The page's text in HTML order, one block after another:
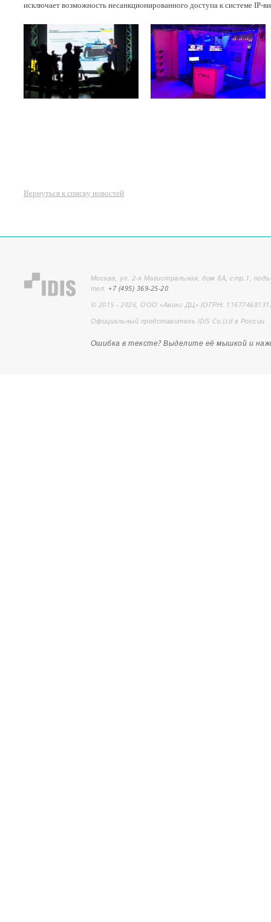
исключает возможность несанкционированного доступа к системе IP-
Вернуться к списку новостей
Москва, ул. 2-я Магистральная, дом 8А, стр.1,
тел.+7 (495) 369-25-20
© 2015 - 2026, ООО «Авикс ДЦ» (ОГРН:
Официальный представитель IDIS Co.Ltd в России
Ошибка в тексте? Выделите её мышкой и